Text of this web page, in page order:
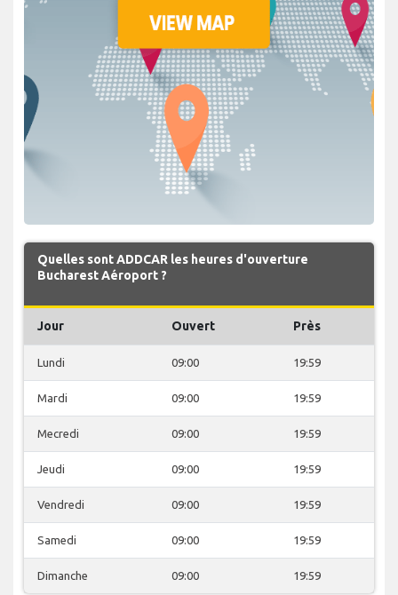
Quelles sont ADDCAR les heures d'ouverture
Bucharest Aéroport ?
Jour Ouvert Près
Lundi 09:00 19:59
Mardi 09:00 19:59
Mecredi 09:00 19:59
Jeudi 09:00 19:59
Vendredi 09:00 19:59
Samedi 09:00 19:59
Dimanche 09:00 19:59